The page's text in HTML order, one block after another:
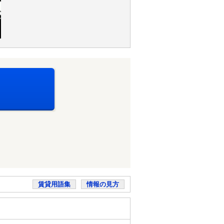
賃貸用語集 情報の見方